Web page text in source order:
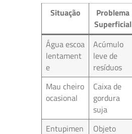
Situação
Problema
Superficial
Água escoa
lentament
e
Acúmulo
leve de
resíduos
Mau cheiro
ocasional
Caixa de
gordura
suja
Entupimen
Objeto